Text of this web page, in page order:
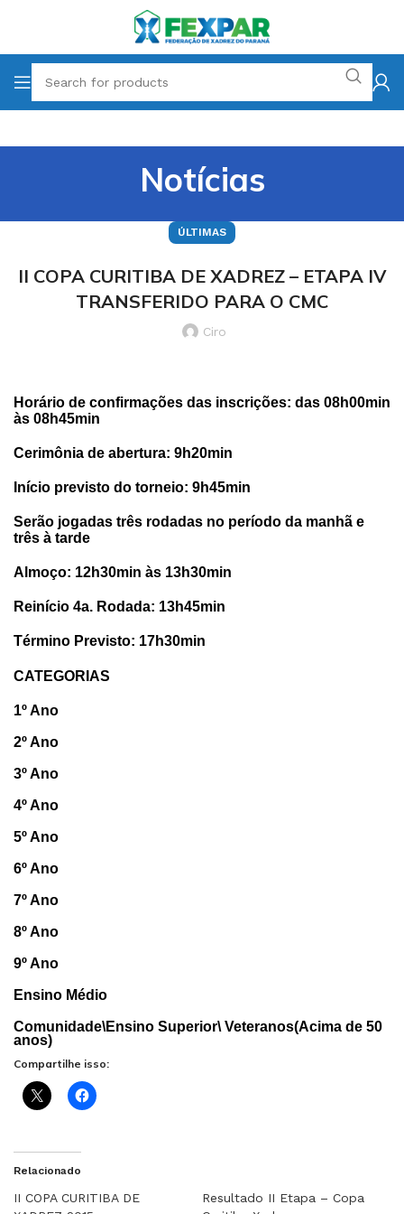
Notícias
ÚLTIMAS
II COPA CURITIBA DE XADREZ – ETAPA IV
TRANSFERIDO PARA O CMC
Ciro
Horário de confirmações das inscrições: das 08h00min
às 08h45min
Cerimônia de abertura: 9h20min
Início previsto do torneio: 9h45min
Serão jogadas três rodadas no período da manhã e
três à tarde
Almoço: 12h30min às 13h30min
Reinício 4a. Rodada: 13h45min
Término Previsto: 17h30min
CATEGORIAS
1º Ano
2º Ano
3º Ano
4º Ano
5º Ano
6º Ano
7º Ano
8º Ano
9º Ano
Ensino Médio
Comunidade\Ensino Superior\ Veteranos(Acima de 50
anos)
Compartilhe isso:
Relacionado
II COPA CURITIBA DE
Resultado II Etapa – Copa